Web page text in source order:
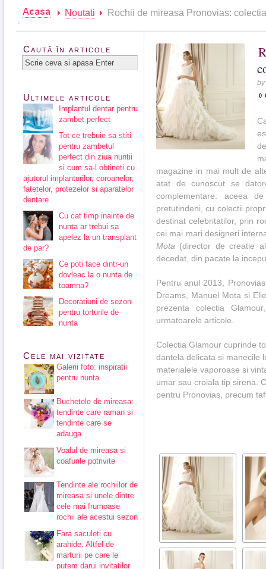
Noutati Rochii de mireasa Pronovias:
by
0
magazine in mai mult de
atat de cunoscut se
complementare: aceea
pretutindeni, cu colectii
destinat celebritatilor, prin
cei mai mari designeri
Mota (director de creatie
decedat, din pacate la
Pentru anul 2013,
Dreams, Manuel Mota si
prezenta colectia
urmatoarele articole.
Colectia Glamour cuprinde
dantela delicata si manecile
materialele vaporoase si
umar sau croiala tip sirena.
pentru Pronovias, precum
Caută în articole
Ultimele articole
Implantul dentar pentru
zambet perfect
Tot ce trebuie sa stiti
pentru zambetul
perfect din ziua nuntii
si cum sa-l obtineti cu
ajutorul implanturilor, coroanelor,
fatetelor, protezelor si aparatelor
dentare
Cu cat timp inainte de
nunta ar trebui sa
apelez la un transplant
de par?
Ce poti face dintr-un
dovleac la o nunta de
toamna?
Decoratiuni de sezon
pentru torturile de
nunta
Cele mai vizitate
Galerii foto: inspiratii
pentru nunta
Buchetele de mireasa:
tendinte care raman si
tendinte care se
adauga
Voalul de mireasa si
coafurile potrivite
Tendinte ale rochiilor de
mireasa si unele dintre
cele mai frumoase
rochii ale acestui sezon
Fara saculeti cu
arahide. Altfel de
marturii pe care le
putem darui invitatilor